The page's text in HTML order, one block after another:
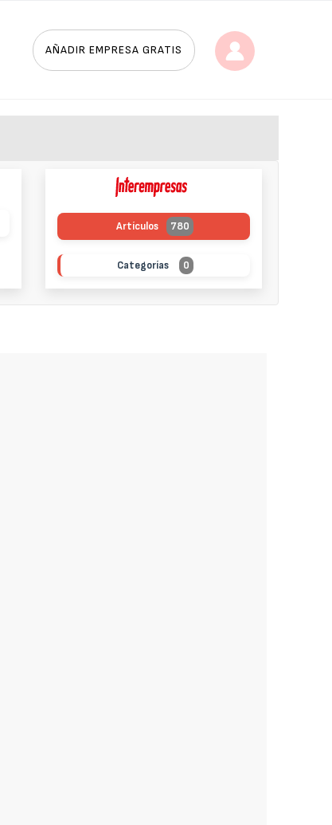
AÑADIR EMPRESA GRATIS
Artículos 780
Categorías 0